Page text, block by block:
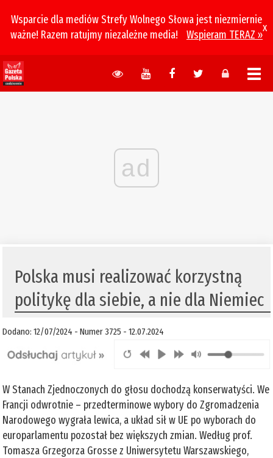
Wsparcie dla mediów Strefy Wolnego Słowa jest niezmiernie
ważne! Razem ratujmy niezależne media!
Wspieram TERAZ »
x
ad
Polska musi realizować korzystną
politykę dla siebie, a nie dla Niemiec
Dodano: 12/07/2024 - Numer 3725 - 12.07.2024
W Stanach Zjednoczonych do głosu dochodzą konserwatyści. We
Francji odwrotnie – przedterminowe wybory do Zgromadzenia
Narodowego wygrała lewica, a układ sił w UE po wyborach do
europarlamentu pozostał bez większych zmian. Według prof.
Tomasza Grzegorza Grosse z Uniwersytetu Warszawskiego,